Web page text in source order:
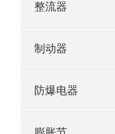
整流器
制动器
防爆电器